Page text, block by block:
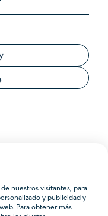
reservados.
inscrita en el Registro
nuestros visitantes, para
y publicidad y
Para obtener más